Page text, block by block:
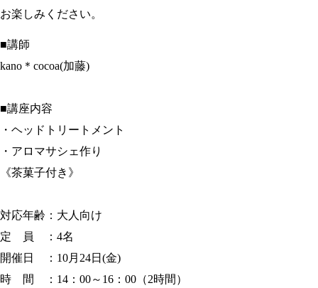
お楽しみください。
■講師
kano＊cocoa(加藤)
■講座内容
・ヘッドトリートメント
・アロマサシェ作り
《茶菓子付き》
対応年齢：大人向け
定 員 ：4名
開催日 ：10月24日(金)
時 間 ：14：00～16：00（2時間）